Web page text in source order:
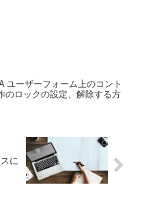
ユーザーフォーム上のコント
のロックの設定、解除する方
に